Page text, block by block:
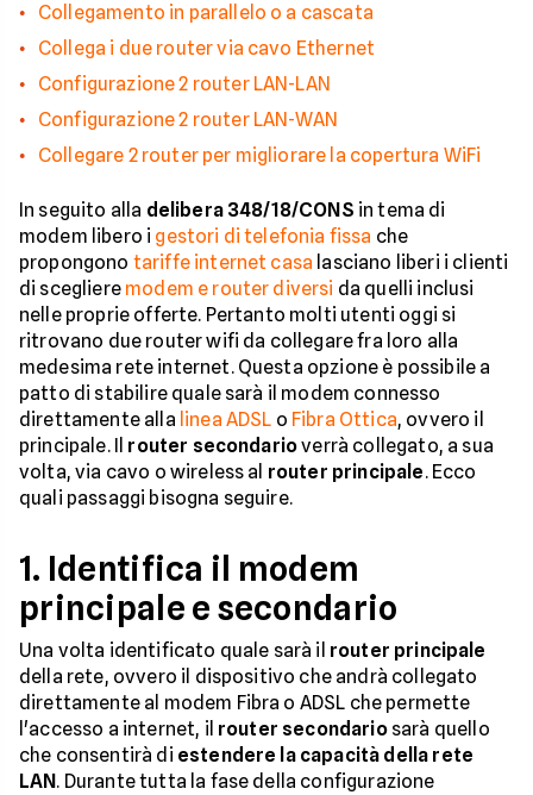
Collegamento in parallelo o a cascata
Collega i due router via cavo Ethernet
Configurazione 2 router LAN-LAN
Configurazione 2 router LAN-WAN
Collegare 2 router per migliorare la copertura WiFi
In seguito alla delibera 348/18/CONS in tema di
modem libero i gestori di telefonia fissa che
propongono tariffe internet casa lasciano liberi i clienti
di scegliere modem e router diversi da quelli inclusi
nelle proprie offerte. Pertanto molti utenti oggi si
ritrovano due router wifi da collegare fra loro alla
medesima rete internet. Questa opzione è possibile a
patto di stabilire quale sarà il modem connesso
direttamente alla linea ADSL o Fibra Ottica, ovvero il
principale. Il router secondarioverrà collegato, a sua
volta, via cavo o wireless al router principale. Ecco
quali passaggi bisogna seguire.
1. Identifica il modem
principale e secondario
Una volta identificato quale sarà il router principale
della rete, ovvero il dispositivo che andrà collegato
direttamente al modem Fibra o ADSL che permette
l'accesso a internet, il router secondariosarà quello
che consentirà di estendere la capacità della rete
LAN. Durante tutta la fase della configurazione